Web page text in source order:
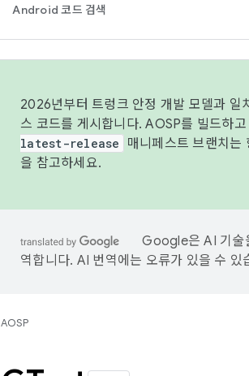
Android 코드 검색
2026년부터 트렁크 안정 개발 모델과 일
스 코드를 게시합니다. AOSP를 빌드하고
latest-release
매니페스트 브랜치
을 참고하세요.
Google은 AI 기술
역합니다. AI 번역에는 오류가 있을 수 있
AOSP